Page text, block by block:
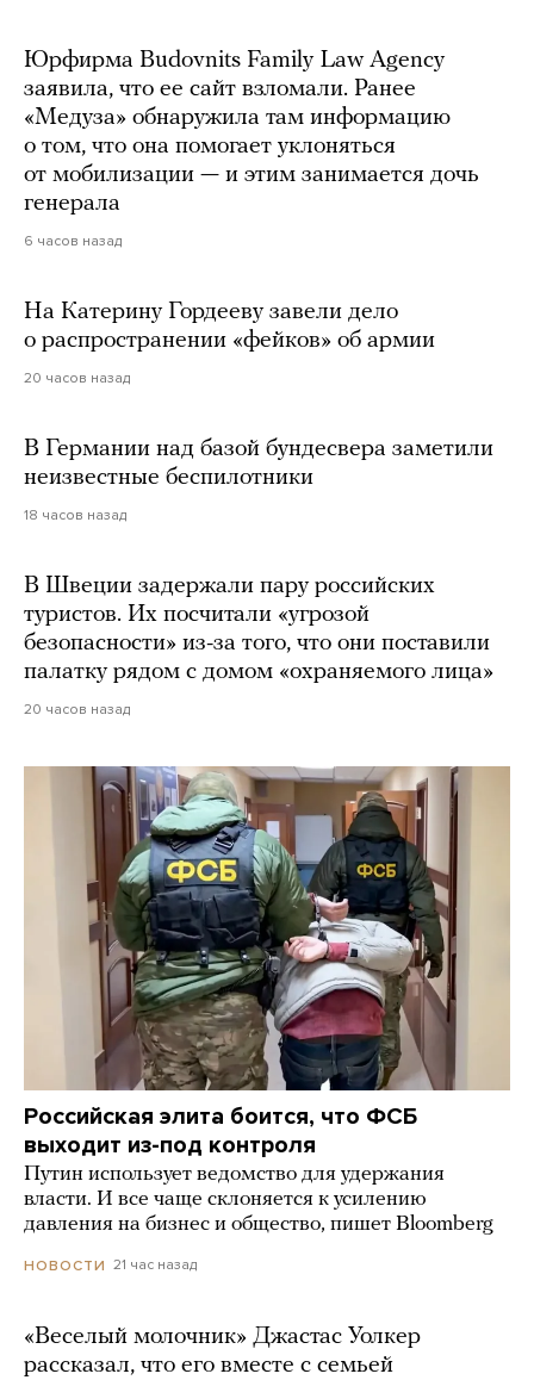
Юрфирма Budovnits Family Law Agency
заявила, что ее сайт взломали. Ранее
«Медуза» обнаружила там информацию
о том, что она помогает уклоняться
от мобилизации — и этим занимается дочь
генерала
6 часов назад
На Катерину Гордееву завели дело
о распространении «фейков» об армии
20 часов назад
В Германии над базой бундесвера заметили
неизвестные беспилотники
18 часов назад
В Швеции задержали пару российских
туристов. Их посчитали «угрозой
безопасности» из-за того, что они поставили
палатку рядом с домом «охраняемого лица»
20 часов назад
Российская элита боится, что ФСБ
выходит из-под контроля
Путин использует ведомство для удержания
власти. И все чаще склоняется к усилению
давления на бизнес и общество, пишет Bloomberg
НОВОСТИ 21 час назад
«Веселый молочник» Джастас Уолкер
рассказал, что его вместе с семьей